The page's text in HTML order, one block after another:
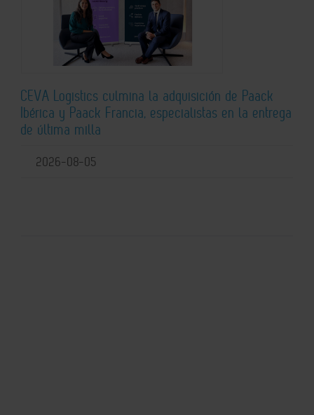
CEVA Logistics culmina la adquisición de Paack
Ibérica y Paack Francia, especialistas en la entrega
de última milla
2026-08-05